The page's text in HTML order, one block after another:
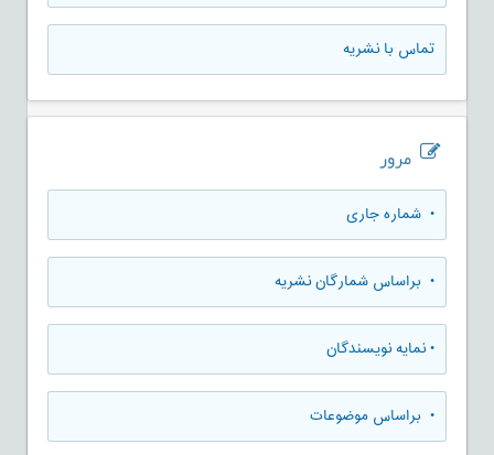
تماس با نشریه
مرور
• شماره جاری
• براساس شمارگان نشریه
•نمایه نویسندگان
• براساس موضوعات